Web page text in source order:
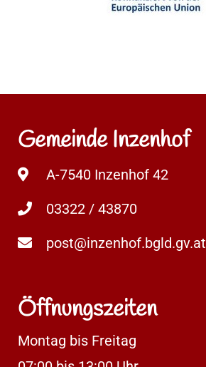
Gemeinde Inzenhof
A-7540 Inzenhof 42
03322 / 43870
post@inzenhof.bgld.gv.at
Öffnungszeiten
Montag bis Freitag